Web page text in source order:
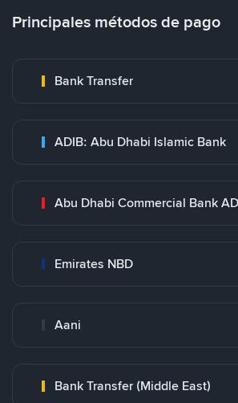
Principales métodos de pago
Bank Transfer
ADIB: Abu Dhabi Islamic Bank
Abu Dhabi Commercial Bank
Emirates NBD
Aani
Bank Transfer (Middle East)